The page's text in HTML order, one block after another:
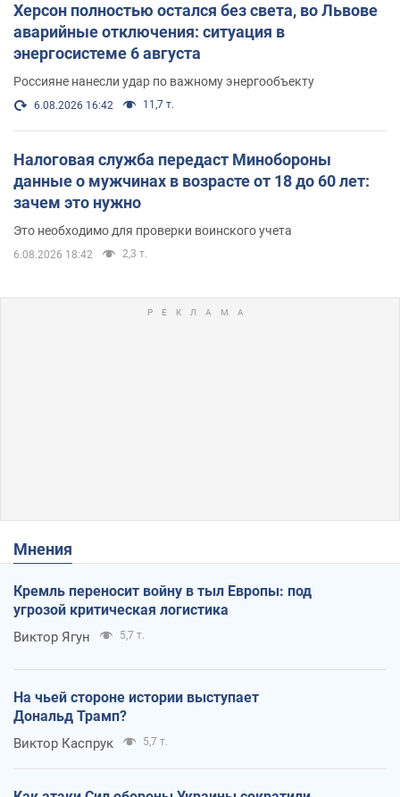
Херсон полностью остался без света, во Львове
аварийные отключения: ситуация в
энергосистеме 6 августа
Россияне нанесли удар по важному энергообъекту
6.08.2026 16:42 11,7 т.
Налоговая служба передаст Минобороны
данные о мужчинах в возрасте от 18 до 60 лет:
зачем это нужно
Это необходимо для проверки воинского учета
6.08.2026 18:42 2,3 т.
Мнения
Кремль переносит войну в тыл Европы: под
угрозой критическая логистика
Виктор Ягун 5,7 т.
На чьей стороне истории выступает
Дональд Трамп?
Виктор Каспрук 5,7 т.